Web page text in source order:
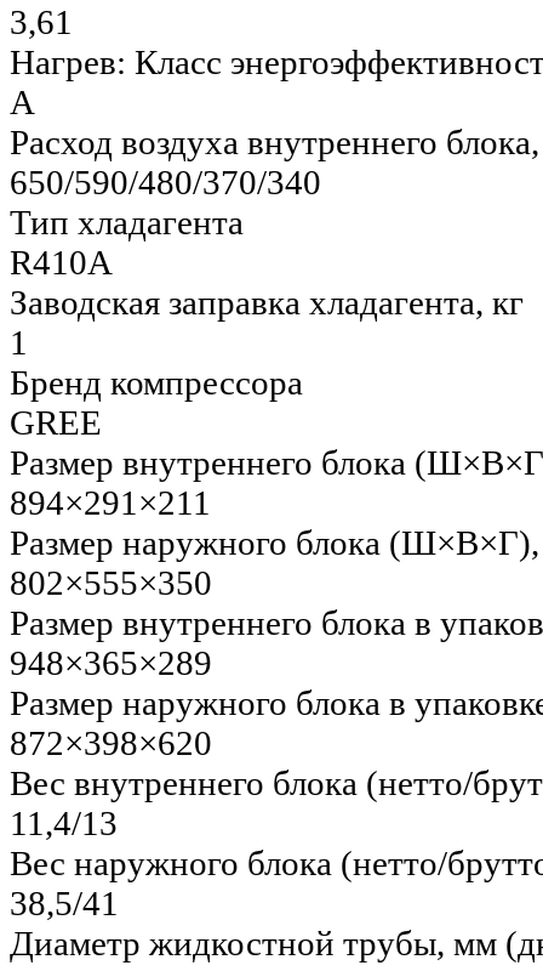
3,61
Нагрев: Класс
А
Расход воздуха внутреннего
650/590/480/370/340
Тип хладагента
R410A
Заводская заправка хладагента, кг
1
Бренд компрессора
GREE
Размер внутреннего блока
894×291×211
Размер наружного блока
802×555×350
Размер внутреннего блока в
948×365×289
Размер наружного блока в
872×398×620
Вес внутреннего блока (нетто/
11,4/13
Вес наружного блока (нетто/
38,5/41
Диаметр жидкостной трубы, мм